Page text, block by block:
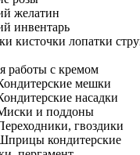
желатин
инвентарь
кисточки лопатки
работы с кремом
мешки
насадки
и поддоны
гвоздики
кондитерские